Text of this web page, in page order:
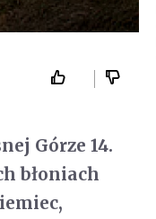
Górze 14.
błoniach